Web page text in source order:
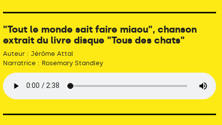
"Tout le monde sait faire miaou", chanson
extrait du livre disque "Tous des chats"
Auteur : Jérôme Attal
Narratrice : Rosemary Standley